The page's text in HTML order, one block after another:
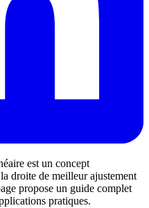
est un concept
droite de meilleur ajustement
propose un guide complet
pratiques.